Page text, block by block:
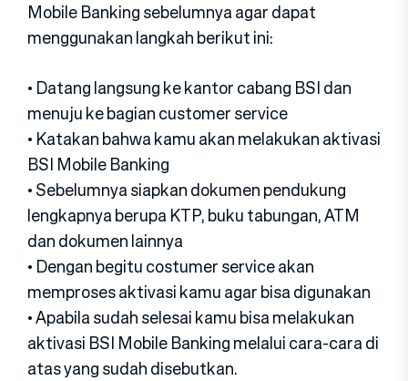
Mobile Banking sebelumnya agar dapat
menggunakan langkah berikut ini:
• Datang langsung ke kantor cabang BSI dan
menuju ke bagian customer service
• Katakan bahwa kamu akan melakukan aktivasi
BSI Mobile Banking
• Sebelumnya siapkan dokumen pendukung
lengkapnya berupa KTP, buku tabungan, ATM
dan dokumen lainnya
• Dengan begitu costumer service akan
memproses aktivasi kamu agar bisa digunakan
• Apabila sudah selesai kamu bisa melakukan
aktivasi BSI Mobile Banking melalui cara-cara di
atas yang sudah disebutkan.